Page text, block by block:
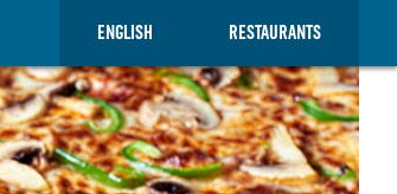
RESTAURANTS
ENGLISH